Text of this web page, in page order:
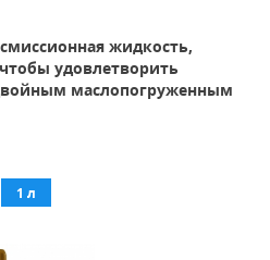
жидкость,
удовлетворить
маслопогруженным
1 л